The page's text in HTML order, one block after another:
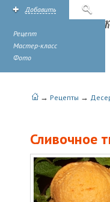
Добавить
Рецепт
Мастер-класс
Фото
→ Рецепты →
Сливочное